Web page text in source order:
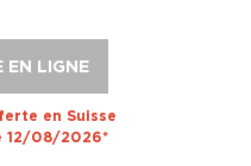
EN LIGNE
en Suisse
12/08/2026*